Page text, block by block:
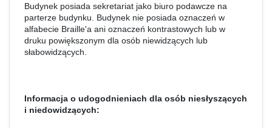
Budynek posiada sekretariat jako biuro podawcze na
parterze budynku. Budynek nie posiada oznaczeń w
alfabecie Braille'a ani oznaczeń kontrastowych lub w
druku powiększonym dla osób niewidzących lub
słabowidzących.
Informacja o udogodnieniach dla osób niesłyszących
i niedowidzących: